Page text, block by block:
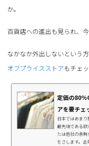
か。
百貨店への進出も見られ、
なかなか外出しないという方
オフプライスストアもチェ
定価の80％
アを要チェ
日本ではあま
最先端である欧
たは他社の余
をさします。